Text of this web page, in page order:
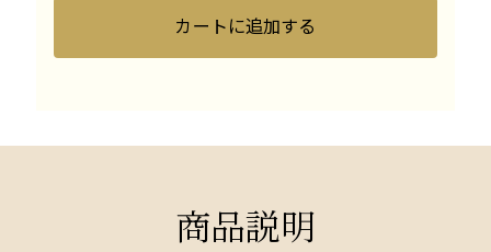
カートに追加する
商品説明